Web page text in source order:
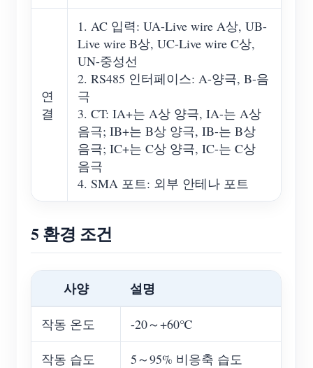
연
결
1. AC 입력: UA-Live wire A상, UB-
Live wire B상, UC-Live wire C상,
UN-중성선
2. RS485 인터페이스: A-양극, B-음
극
3. CT: IA+는 A상 양극, IA-는 A상
음극; IB+는 B상 양극, IB-는 B상
음극; IC+는 C상 양극, IC-는 C상
음극
4. SMA 포트: 외부 안테나 포트
5 환경 조건
사양 설명
작동 온도 -20～+60℃
작동 습도 5～95% 비응축 습도